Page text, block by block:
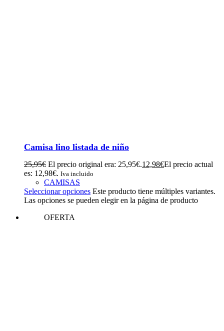
Camisa lino listada de niño
25,95€ El precio original era: 25,95€.12,98€El precio actual
es: 12,98€. Iva incluido
CAMISAS
Seleccionar opciones Este producto tiene múltiples variantes.
Las opciones se pueden elegir en la página de producto
OFERTA